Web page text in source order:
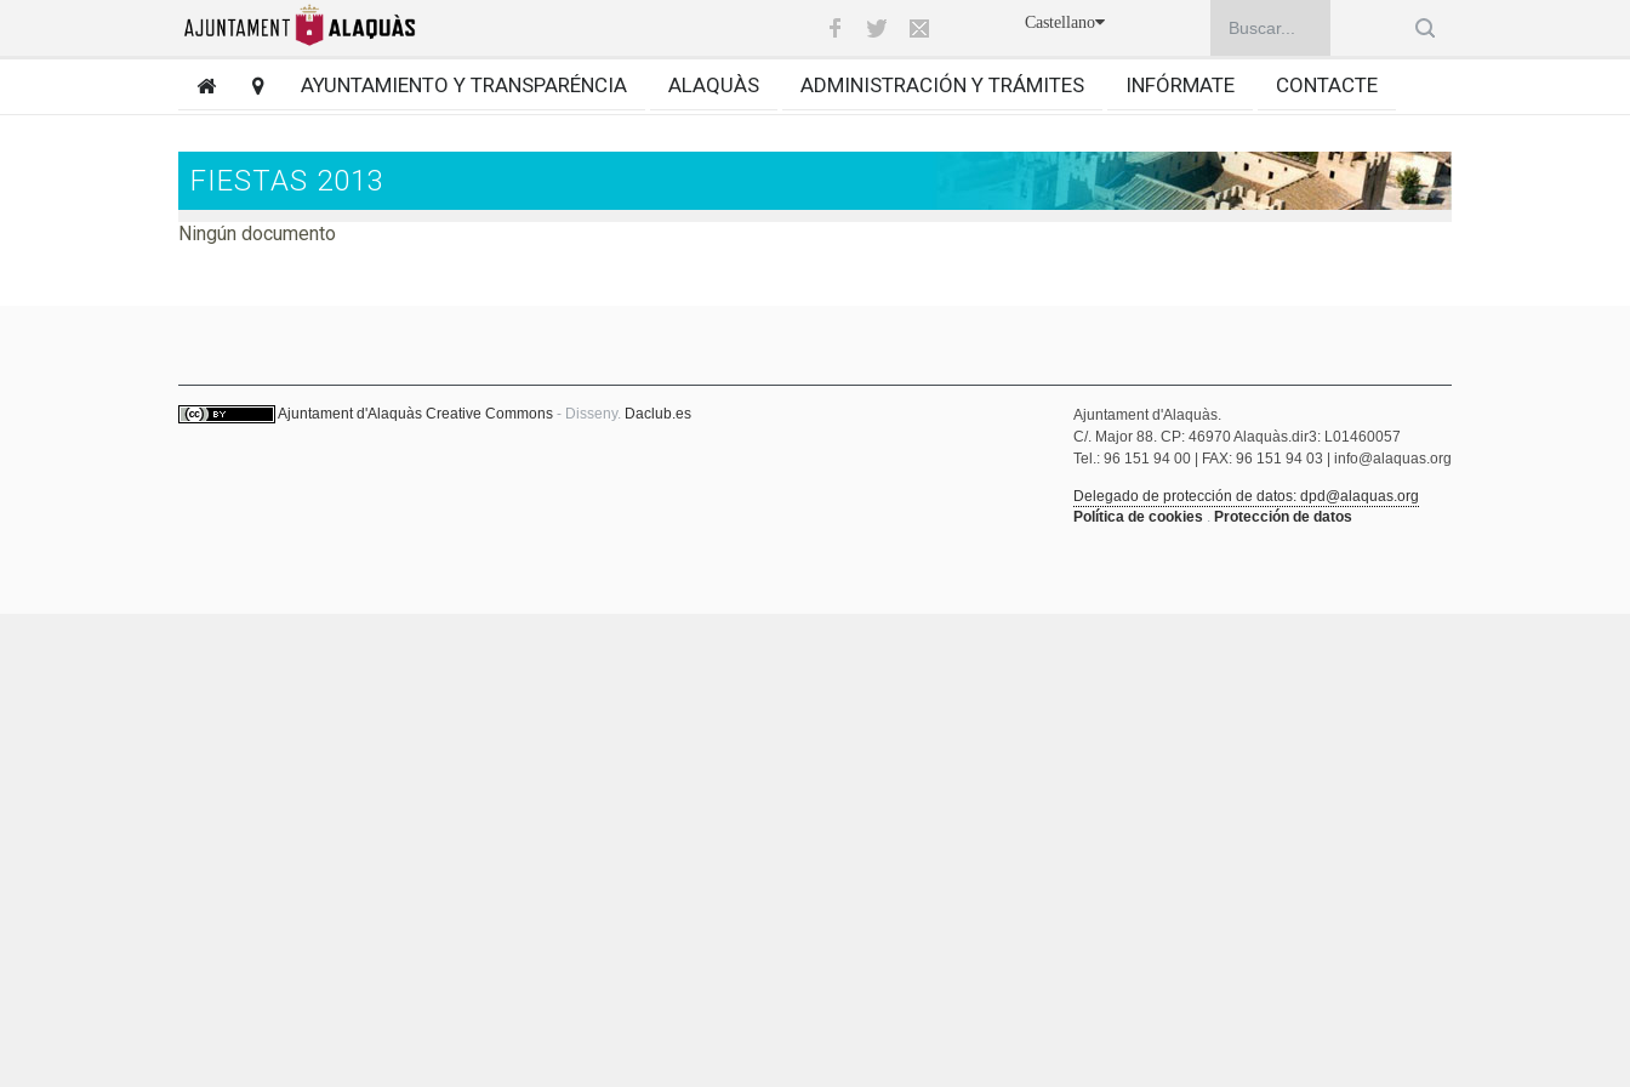
Castellano
AYUNTAMIENTO Y TRANSPARÉNCIA ALAQUÀS ADMINISTRACIÓN Y TRÁMITES INFÓRMATE CONTACTE
FIESTAS 2013
Ningún documento
Ajuntament d'Alaquàs Creative Commons - Disseny. Daclub.es
Ajuntament d'Alaquàs.
C/. Major 88. CP: 46970 Alaquàs.dir3: L01460057
Tel.: 96 151 94 00 | FAX: 96 151 94 03 | info@alaquas.org
Delegado de protección de datos: dpd@alaquas.org
Política de cookies . Protección de datos